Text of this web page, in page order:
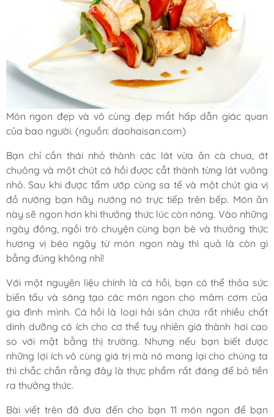
Món ngon đẹp và vô cùng đẹp mắt hấp dẫn giác quan
của bao người. (nguồn: daohaisan.com)
Bạn chỉ cần thái nhỏ thành các lát vừa ăn cà chua, ớt
chuông và một chút cá hồi được cắt thành từng lát vuông
nhỏ. Sau khi được tẩm ướp cùng sa tế và một chút gia vị
đồ nướng bạn hãy nướng nó trực tiếp trên bếp. Món ăn
này sẽ ngon hơn khi thưởng thức lúc còn nóng. Vào những
ngày đông, ngồi trò chuyện cùng bạn bè và thưởng thức
hương vị béo ngậy từ món ngon này thì quả là còn gì
bằng đúng không nhỉ!
Với một nguyên liệu chính là cá hồi, bạn có thể thỏa sức
biến tấu và sáng tạo các món ngon cho mâm cơm của
gia đình mình. Cá hồi là loại hải sản chứa rất nhiều chất
dinh dưỡng có ích cho cơ thể tuy nhiên giá thành hơi cao
so với mặt bằng thị trường. Nhưng nếu bạn biết được
những lợi ích vô cùng giá trị mà nó mang lại cho chúng ta
thì chắc chắn rằng đây là thực phẩm rất đáng để bỏ tiền
ra thưởng thức.
Bài viết trên đã đưa đến cho bạn 11 món ngon để bạn